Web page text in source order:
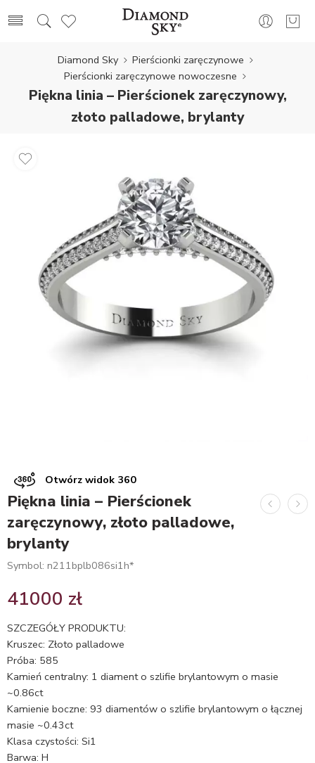
Diamond Sky
Pierścionki zaręczynowe
Pierścionki zaręczynowe nowoczesne
Piękna linia – Pierścionek zaręczynowy,
złoto palladowe, brylanty
Otwórz widok 360
Piękna linia – Pierścionek
zaręczynowy, złoto palladowe,
brylanty
Symbol: n211bplb086si1h*
41000 zł
SZCZEGÓŁY PRODUKTU:
Kruszec: Złoto palladowe
Próba: 585
Kamień centralny: 1 diament o szlifie brylantowym o masie
~0.86ct
Kamienie boczne: 93 diamentów o szlifie brylantowym o łącznej
masie ~0.43ct
Klasa czystości: Si1
Barwa: H